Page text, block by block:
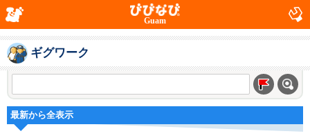
Guam
ギグワーク
最新から全表示